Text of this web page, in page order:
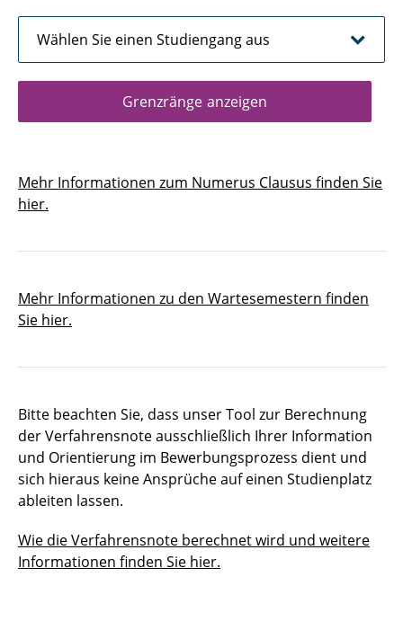
Grenzränge anzeigen
Mehr Informationen zum Numerus Clausus finden Sie
hier.
Mehr Informationen zu den Wartesemestern finden
Sie hier.
Bitte beachten Sie, dass unser Tool zur Berechnung
der Verfahrensnote ausschließlich Ihrer Information
und Orientierung im Bewerbungsprozess dient und
sich hieraus keine Ansprüche auf einen Studienplatz
ableiten lassen.
Wie die Verfahrensnote berechnet wird und weitere
Informationen finden Sie hier.